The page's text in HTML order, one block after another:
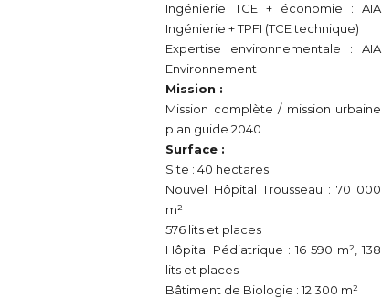
Ingénierie TCE + économie : AIA
Ingénierie + TPFI (TCE technique)
Expertise environnementale : AIA
Environnement
Mission :
Mission complète / mission urbaine
plan guide 2040
Surface :
Site : 40 hectares
Nouvel Hôpital Trousseau : 70 000
m²
576 lits et places
Hôpital Pédiatrique : 16 590 m², 138
lits et places
Bâtiment de Biologie : 12 300 m²